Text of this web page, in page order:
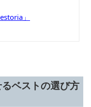
」
ベストの選び方